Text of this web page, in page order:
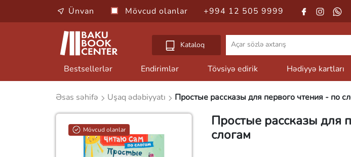
Ünvan Mövcud olanlar +994 12 505 9999
Kataloq
Bestsellerlər Endirimlər Tövsiyə edirik Hədiyyə kartları
Əsas səhifə Uşaq ədəbiyyatı Простые рассказы для первого чтения - по
Mövcud olanlar
Простые рассказы для
слогам